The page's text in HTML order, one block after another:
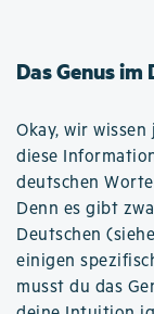
Das Genus
Okay, wir wissen
diese
deutschen
Denn es gibt
Deutschen
einigen
musst du das